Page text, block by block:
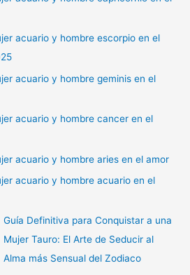
acuario y hombre escorpio en el
acuario y hombre geminis en el
acuario y hombre cancer en el
acuario y hombre aries en el amor
acuario y hombre acuario en el
Guía Definitiva para Conquistar a una
Mujer Tauro: El Arte de Seducir al
Alma más Sensual del Zodiaco